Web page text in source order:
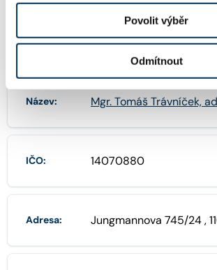
Povolit výběr
Odmítnout
Název: Mgr. Tomáš Trávníček,
IČO: 14070880
Adresa: Jungmannova 745/24 ,